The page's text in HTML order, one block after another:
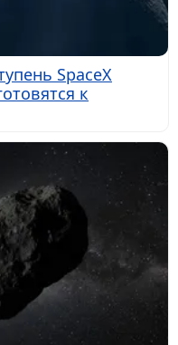
SpaceX
к